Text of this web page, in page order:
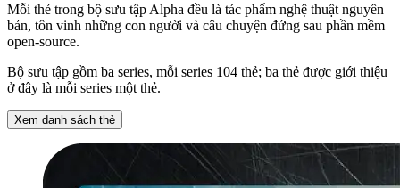
Mỗi thẻ trong bộ sưu tập Alpha đều là tác phẩm nghệ thuật nguyên
bản, tôn vinh những con người và câu chuyện đứng sau phần mềm
open-source.
Bộ sưu tập gồm ba series, mỗi series 104 thẻ; ba thẻ được giới thiệu
ở đây là mỗi series một thẻ.
Xem danh sách thẻ